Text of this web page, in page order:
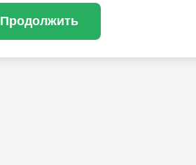
Продолжить